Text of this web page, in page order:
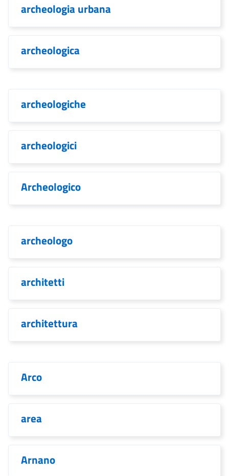
archeologia urbana
archeologica
archeologiche
archeologici
Archeologico
archeologo
architetti
architettura
Arco
area
Arnano